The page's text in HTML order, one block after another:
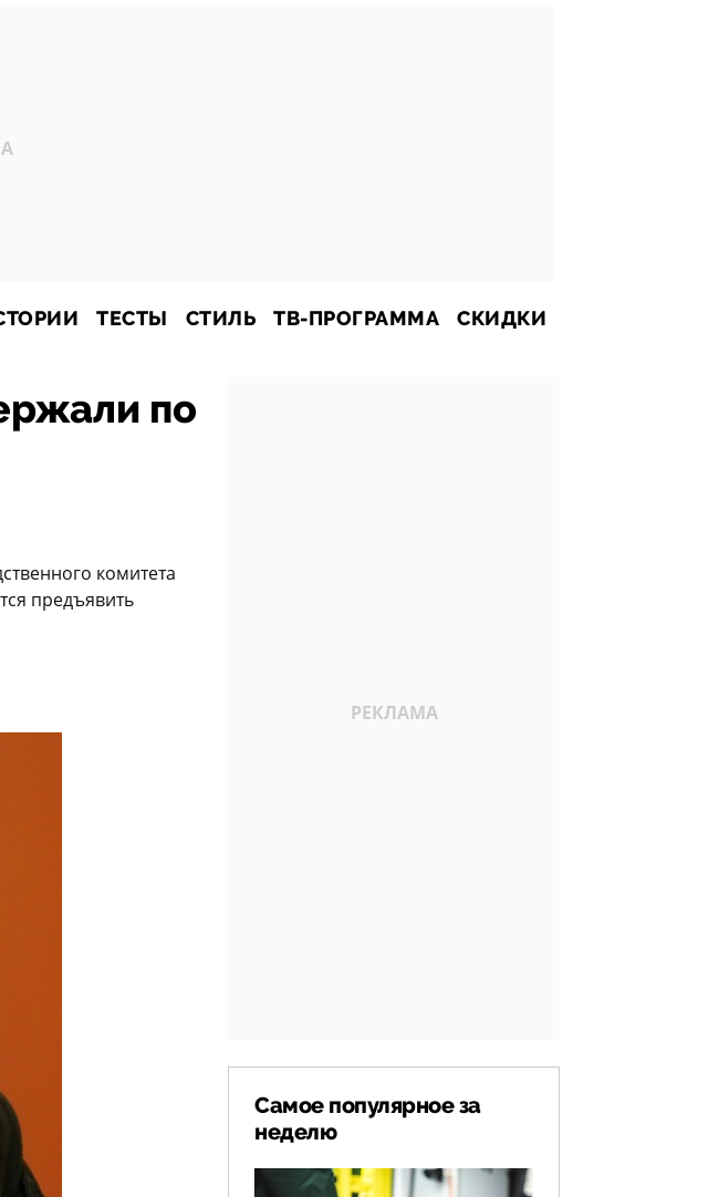
ТЕСТЫ СТИЛЬ ТВ-ПРОГРАММА СКИДКИ
по
комитета
предъявить
Самое популярное за
неделю